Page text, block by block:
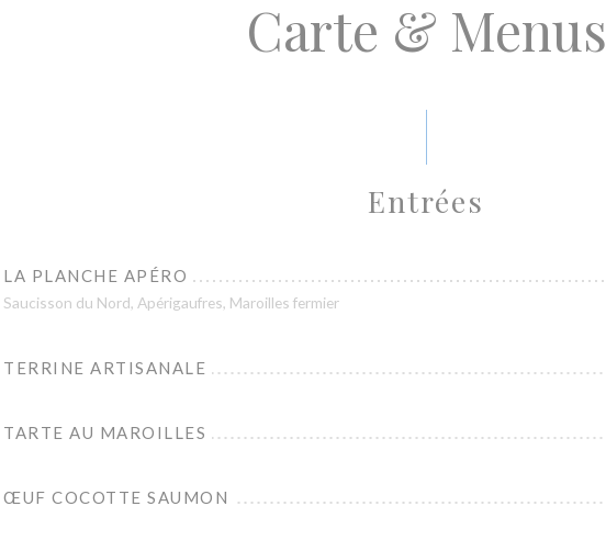
Carte & Menus
Entrées
LA PLANCHE APÉRO
Saucisson du Nord, Apérigaufres, Maroilles fermier
TERRINE ARTISANALE
TARTE AU MAROILLES
ŒUF COCOTTE SAUMON